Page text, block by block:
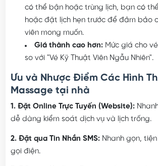
có thể bận hoặc trùng lịch, bạn có
hoặc đặt lịch hẹn trước để đảm bảo
viên mong muốn.
Giá thành cao hơn:Mức giá cho
so với "Vé Kỹ Thuật Viên Ngẫu Nhiên".
Ưu và Nhược Điểm Các Hình
Massage tại nhà
1. Đặt Online Trực Tuyến (Website):
dễ dàng kiểm soát dịch vụ và lịch trống.
2. Đặt qua Tin Nhắn SMS:Nhanh gọn, tiện
gọi điện.